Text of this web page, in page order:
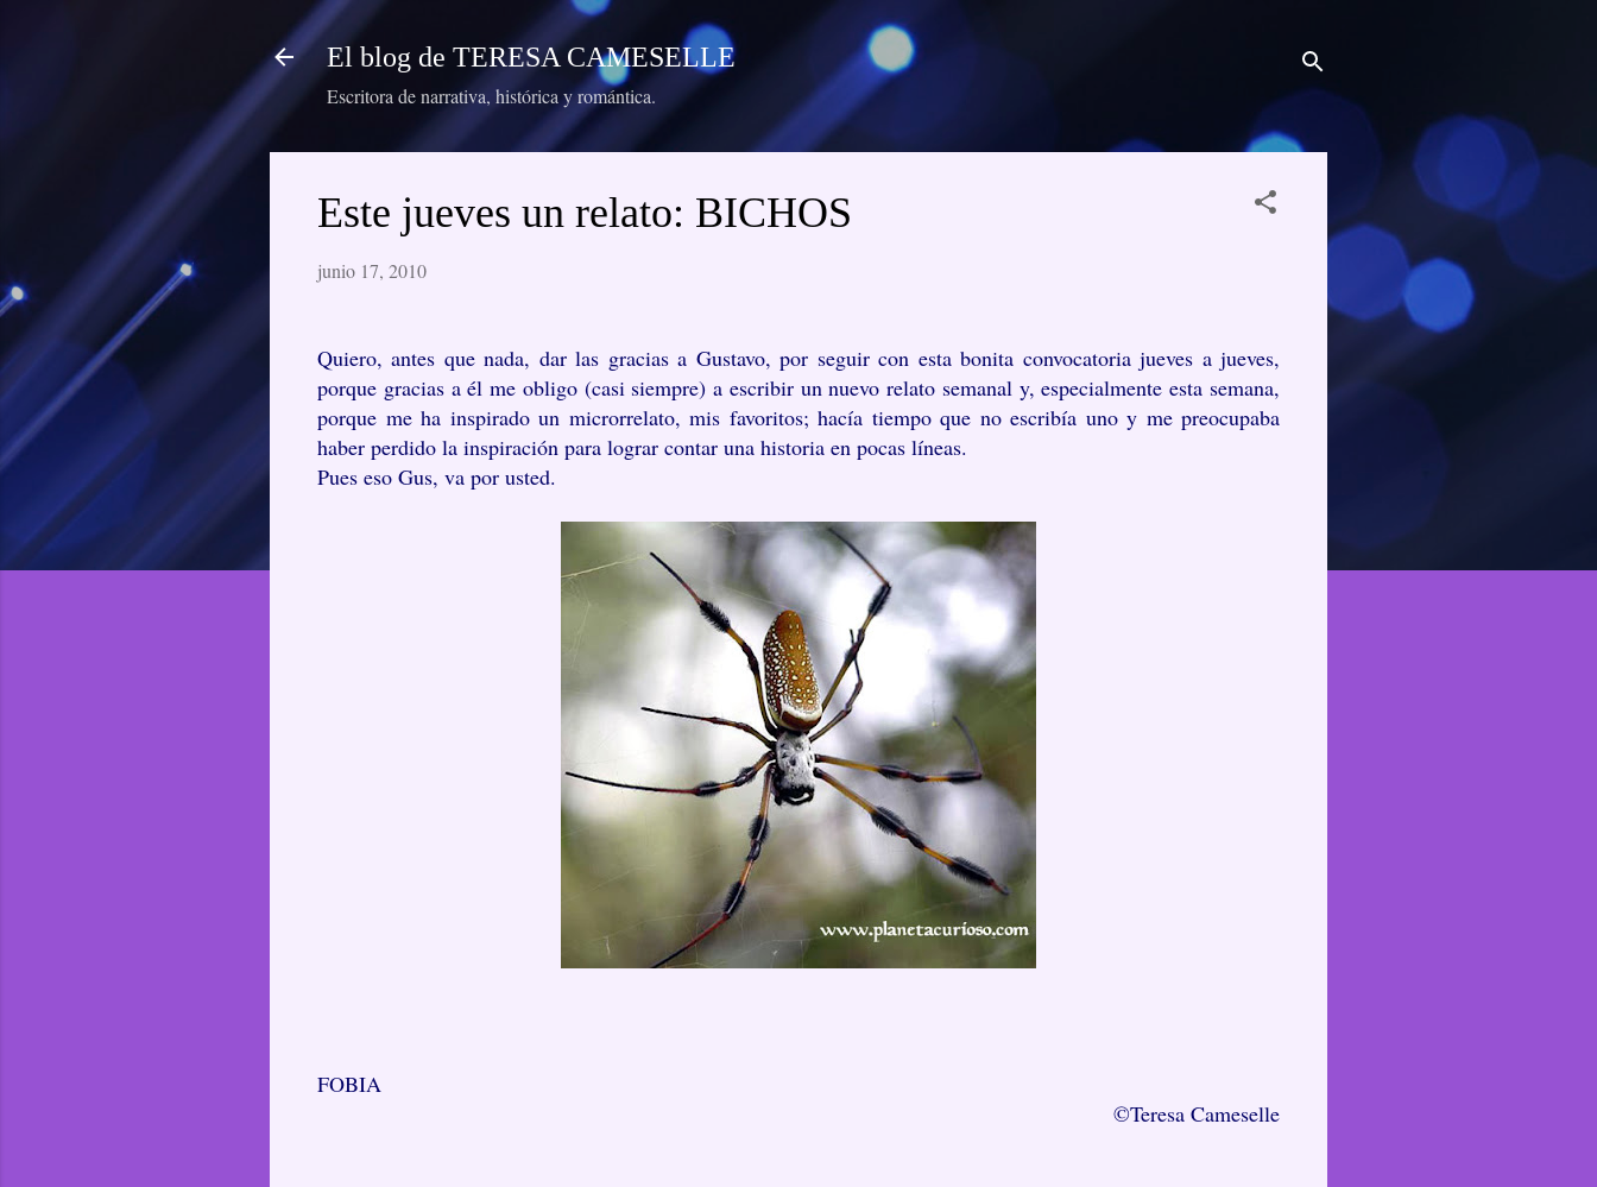
Ir al contenido principal
El blog de TERESA CAMESELLE
Escritora de narrativa, histórica y romántica.
Este jueves un relato: BICHOS
junio 17, 2010
Quiero, antes que nada, dar las gracias a Gustavo, por seguir con esta bonita convocatoria jueves a jueves,
porque gracias a él me obligo (casi siempre) a escribir un nuevo relato semanal y, especialmente esta semana,
porque me ha inspirado un microrrelato, mis favoritos; hacía tiempo que no escribía uno y me preocupaba
haber perdido la inspiración para lograr contar una historia en pocas líneas.
Pues eso Gus, va por usted.
FOBIA
©Teresa Cameselle